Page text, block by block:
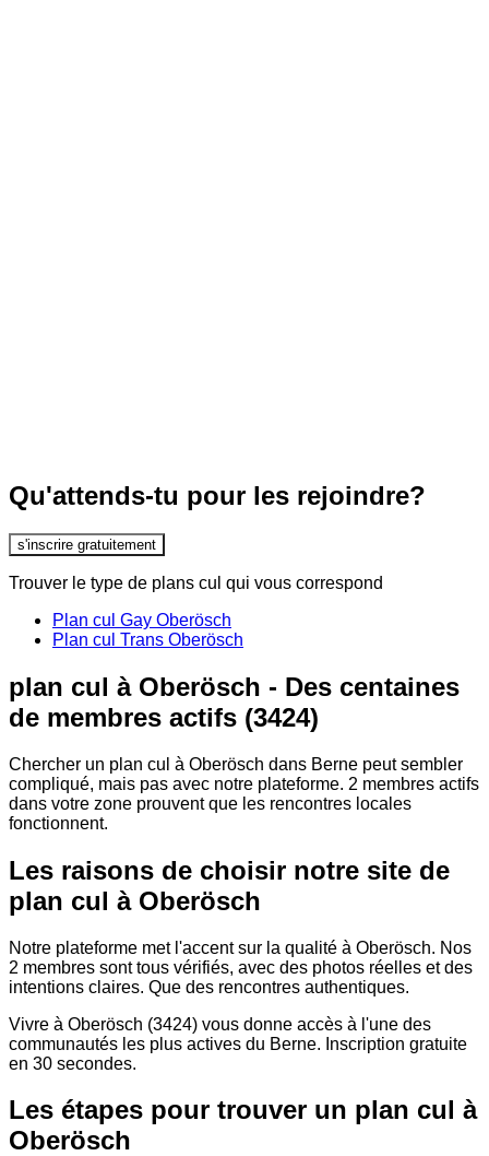
Qu'attends-tu pour les rejoindre?
s'inscrire gratuitement
Trouver le type de plans cul qui vous correspond
Plan cul Gay Oberösch
Plan cul Trans Oberösch
plan cul à Oberösch - Des centaines
de membres actifs (3424)
Chercher un plan cul à Oberösch dans Berne peut sembler
compliqué, mais pas avec notre plateforme. 2 membres actifs
dans votre zone prouvent que les rencontres locales
fonctionnent.
Les raisons de choisir notre site de
plan cul à Oberösch
Notre plateforme met l'accent sur la qualité à Oberösch. Nos
2 membres sont tous vérifiés, avec des photos réelles et des
intentions claires. Que des rencontres authentiques.
Vivre à Oberösch (3424) vous donne accès à l'une des
communautés les plus actives du Berne. Inscription gratuite
en 30 secondes.
Les étapes pour trouver un plan cul à
Oberösch